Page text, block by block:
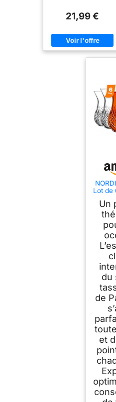
21,99 €
Lot de
Un
du
de
et